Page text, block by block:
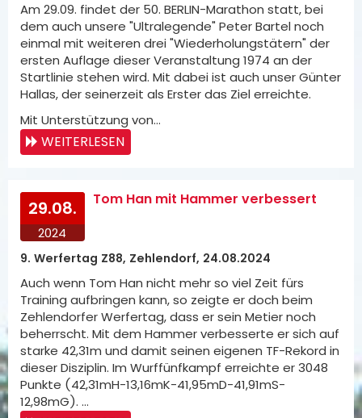
Am 29.09. findet der 50. BERLIN-Marathon statt, bei
dem auch unsere "Ultralegende" Peter Bartel noch
einmal mit weiteren drei "Wiederholungstätern" der
ersten Auflage dieser Veranstaltung 1974 an der
Startlinie stehen wird. Mit dabei ist auch unser Günter
Hallas, der seinerzeit als Erster das Ziel erreichte.
Mit Unterstützung von…
WEITERLESEN
29.08.
2024
Tom Han mit Hammer verbessert
9. Werfertag Z88, Zehlendorf, 24.08.2024
Auch wenn Tom Han nicht mehr so viel Zeit fürs
Training aufbringen kann, so zeigte er doch beim
Zehlendorfer Werfertag, dass er sein Metier noch
beherrscht. Mit dem Hammer verbesserte er sich auf
starke 42,31m und damit seinen eigenen TF-Rekord in
dieser Disziplin. Im Wurffünfkampf erreichte er 3048
Punkte (42,31mH-13,16mK-41,95mD-41,91mS-
12,98mG). …